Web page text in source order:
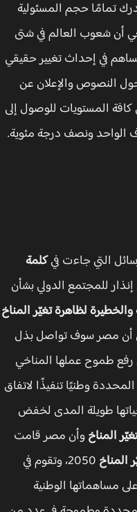
تمامًا حجم المسئولية
أن شعوب العالم في شتى
في إحداث تغيير حقيقي
النصوص والإعلان عن
المستويات للوصول إلى
ونصف درجة مئوية.
التي جاءت في كلمة
للمجتمع الدولي بشأن
لظاهرة تغيّر المناخ
مصر سوف تواصل بذل
طموح عملها المناخي
وطنيًا تنفيذًا لاتفاق
طويلة المدى لخفض
المناخوأن مصر قامت
2050، وتقوم في
الوطنية